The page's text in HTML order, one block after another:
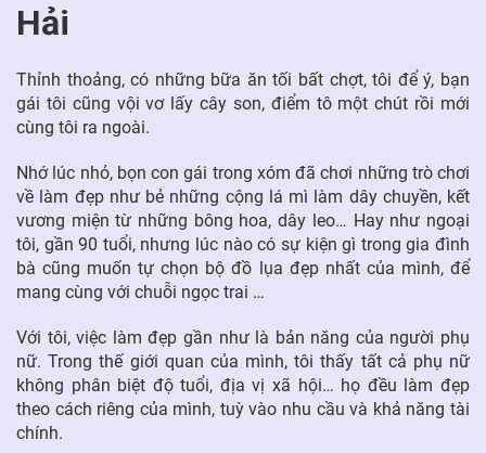
GIỎ HÀNG ĐĂNG NHẬP
FR
Hải
Thỉnh thoảng, có những bữa ăn tối bất chợt, tôi để ý, bạn
gái tôi cũng vội vơ lấy cây son, điểm tô một chút rồi mới
cùng tôi ra ngoài.
Nhớ lúc nhỏ, bọn con gái trong xóm đã chơi những trò chơi
về làm đẹp như bẻ những cộng lá mì làm dây chuyền, kết
vương miện từ những bông hoa, dây leo… Hay như ngoại
tôi, gần 90 tuổi, nhưng lúc nào có sự kiện gì trong gia đình
bà cũng muốn tự chọn bộ đồ lụa đẹp nhất của mình, để
mang cùng với chuỗi ngọc trai …
Với tôi, việc làm đẹp gần như là bản năng của người phụ
nữ. Trong thế giới quan của mình, tôi thấy tất cả phụ nữ
không phân biệt độ tuổi, địa vị xã hội… họ đều làm đẹp
theo cách riêng của mình, tuỳ vào nhu cầu và khả năng tài
chính.